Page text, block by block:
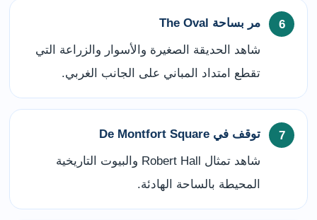
مر بساحة The Oval
شاهد الحديقة الصغيرة والأسوار والزراعة التي
تقطع امتداد المباني على الجانب الغربي.
توقف في De Montfort Square
شاهد تمثال Robert Hall والبيوت التاريخية
المحيطة بالساحة الهادئة.